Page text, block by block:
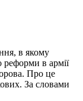
в якому
реформи в армії
Про це
За словами